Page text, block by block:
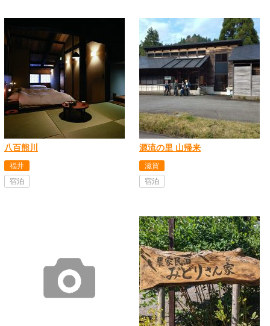
八百熊川
福井
宿泊
源流の里 山帰来
滋賀
宿泊